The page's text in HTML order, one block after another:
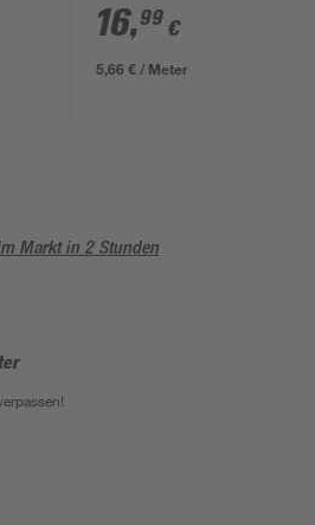
fach schwarz 3 m
16,99 €
5,66 € / Meter
Markt in 2 Stunden